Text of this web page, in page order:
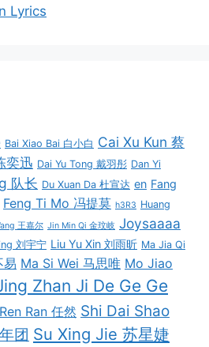
Lyrics
Bai Xiao Bai 白小白 Cai Xu Kun 蔡
奕迅 Dai Yu Tong 戴羽彤 Dan Yi
队长 Du Xuan Da 杜宣达 en Fang
Feng Ti Mo 冯提莫 h3R3 Huang
王嘉尔 Jin Min Qi 金玟岐 Joysaaaa
刘宇宁 Liu Yu Xin 刘雨昕 Ma Jia Qi
易 Ma Si Wei 马思唯 Mo Jiao
Zhan Ji De Ge Ge
Ren Ran 任然 Shi Dai Shao
团 Su Xing Jie 苏星婕